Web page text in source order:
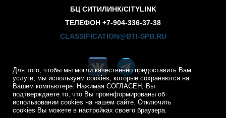
БЦ СИТИЛИНК/CITYLINK
ТЕЛЕФОН +7-904-336-37-38
CLASSIFICATION@BTI-SPB.RU
Для того, чтобы мы могли качественно предоставить Вам
услуги, мы используем cookies, которые сохраняются на
Вашем компьютере. Нажимая СОГЛАСЕН, Вы
подтверждаете то, что Вы проинформированы об
использовании cookies на нашем сайте. Отключить
cookies Вы можете в настройках своего браузера.